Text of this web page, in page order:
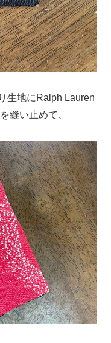
生地にRalph Lauren
縫い止めて、